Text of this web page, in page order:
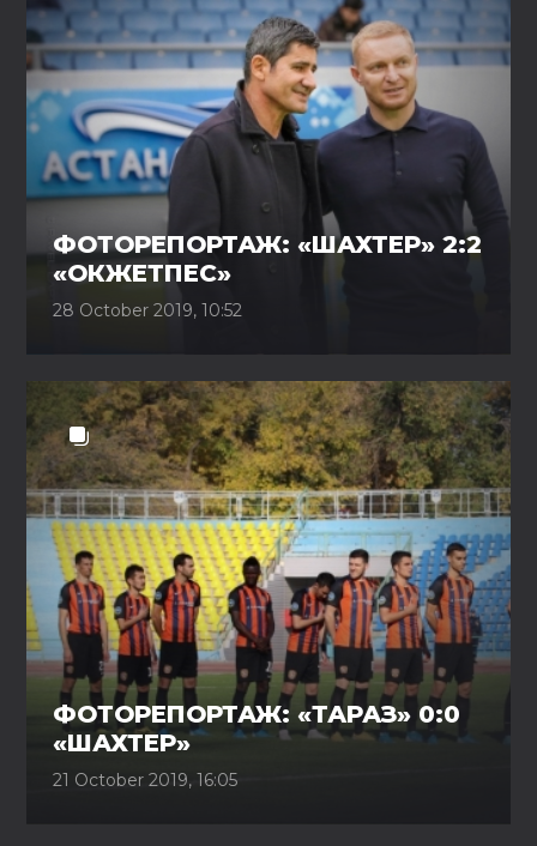
ФОТОРЕПОРТАЖ: «ШАХТЕР» 2:2
«ОКЖЕТПЕС»
28 October 2019, 10:52
ФОТОРЕПОРТАЖ: «ТАРАЗ» 0:0
«ШАХТЕР»
21 October 2019, 16:05